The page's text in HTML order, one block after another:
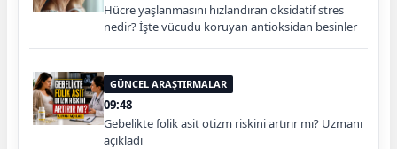
Hücre yaşlanmasını hızlandıran oksidatif stres
nedir? İşte vücudu koruyan antioksidan besinler
GÜNCEL ARAŞTIRMALAR
09:48
Gebelikte folik asit otizm riskini artırır mı? Uzmanı
açıkladı